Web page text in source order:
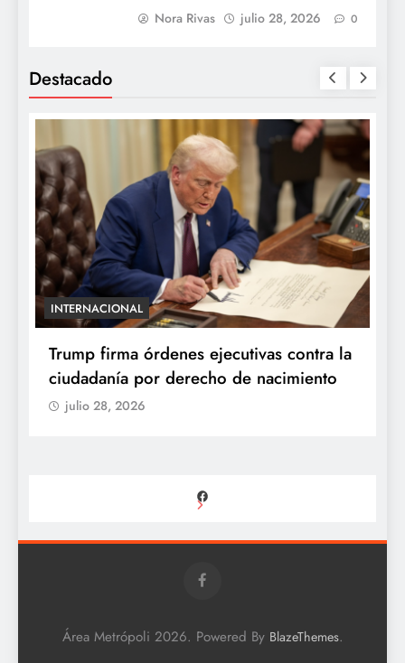
Nora Rivas julio 28, 2026 0
Destacado
INTERNACIONAL
Trump firma órdenes ejecutivas contra la
ciudadanía por derecho de nacimiento
julio 28, 2026
Área Metrópoli 2026. Powered By BlazeThemes.